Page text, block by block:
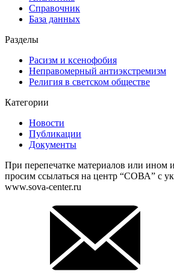
Справочник
База данных
Разделы
Расизм и ксенофобия
Неправомерный антиэкстремизм
Религия в светском обществе
Категории
Новости
Публикации
Документы
При перепечатке материалов или ином
просим ссылаться на центр “СОВА” с
www.sova-center.ru